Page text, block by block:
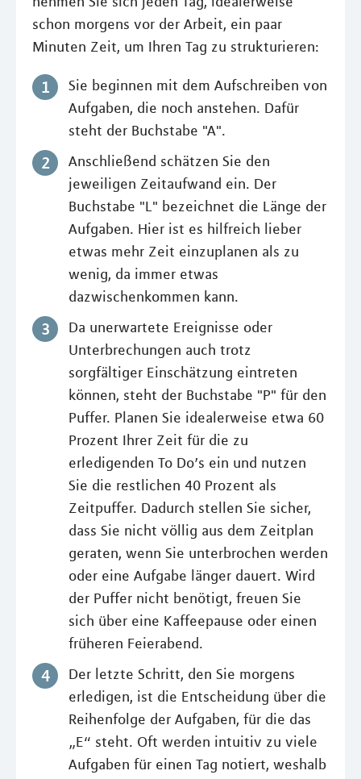
schon morgens vor der Arbeit, ein paar
Minuten Zeit, um Ihren Tag zu strukturieren:
Sie beginnen mit dem Aufschreiben von
Aufgaben, die noch anstehen. Dafür
steht der Buchstabe "A".
Anschließend schätzen Sie den
jeweiligen Zeitaufwand ein. Der
Buchstabe "L" bezeichnet die Länge der
Aufgaben. Hier ist es hilfreich lieber
etwas mehr Zeit einzuplanen als zu
wenig, da immer etwas
dazwischenkommen kann.
Da unerwartete Ereignisse oder
Unterbrechungen auch trotz
sorgfältiger Einschätzung eintreten
können, steht der Buchstabe "P" für den
Puffer. Planen Sie idealerweise etwa 60
Prozent Ihrer Zeit für die zu
erledigenden To Do’s ein und nutzen
Sie die restlichen 40 Prozent als
Zeitpuffer. Dadurch stellen Sie sicher,
dass Sie nicht völlig aus dem Zeitplan
geraten, wenn Sie unterbrochen werden
oder eine Aufgabe länger dauert. Wird
der Puffer nicht benötigt, freuen Sie
sich über eine Kaffeepause oder einen
früheren Feierabend.
Der letzte Schritt, den Sie morgens
erledigen, ist die Entscheidung über die
Reihenfolge der Aufgaben, für die das
„E“ steht. Oft werden intuitiv zu viele
Aufgaben für einen Tag notiert, weshalb